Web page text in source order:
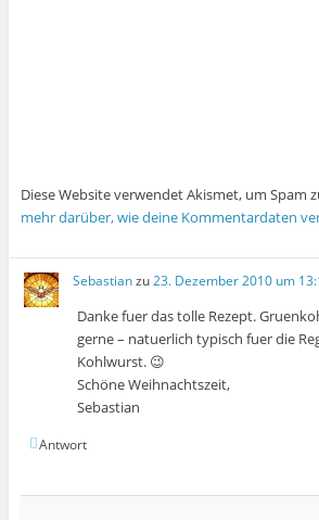
Diese Website verwendet Akismet, um Spam
mehr darüber, wie deine Kommentardaten
Sebastianzu23. Dezember 2010 um
Danke fuer das tolle Rezept.
gerne – natuerlich typisch fuer die
Kohlwurst. 😉
Schöne Weihnachtszeit,
Sebastian
Antwort